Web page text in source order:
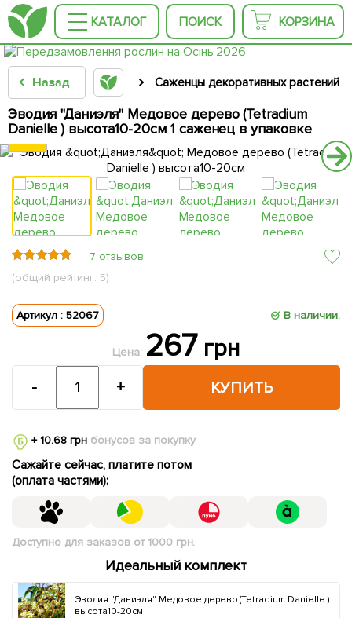
КАТАЛОГ ПОИСК КОРЗИНА
Назад Саженцы декоративных растений
Эводия "Даниэля" Медовое дерево (Tetradium
Danielle ) высота10-20см 1 саженец в упаковке
7 отзывов
(общий рейтинг: 5)
Артикул : 52067 В наличии.
Цена: 267грн
КУПИТЬ
- +
+ 10.68 грнбонусов за покупку
Сажайте сейчас, платите потом
(оплата частями):
Доступно для заказов от 1000 грн.
Идеальный комплект
Эводия "Даниэля" Медовое дерево (Tetradium Danielle )
высота10-20см